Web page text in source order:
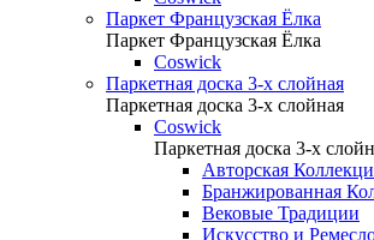
Паркет Французская Ёлка
Паркет Французская Ёлка
Coswick
Паркетная доска 3-х слойная
Паркетная доска 3-х слойная
Coswick
Паркетная доска 3-х
Авторская
Бранжированная
Вековые Традиции
Искусство и